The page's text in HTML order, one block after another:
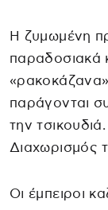
Η ζυμωμένη
παραδοσιακά
παράγονται
την τσικουδιά.
Διαχωρισμός
Οι έμπειροι